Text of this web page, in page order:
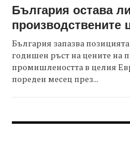
България остава
производствените
България запазва
годишен ръст на цените на
промишлеността в целия
пореден месец през...